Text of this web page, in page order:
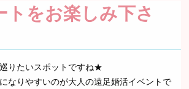
トをお楽しみ下さ
りたいスポットですね★
なりやすいのが大人の遠足婚活イベントで